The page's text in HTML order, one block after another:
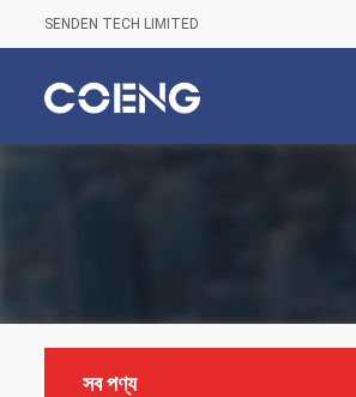
SENDEN TECH LIMITED
সব পণ্য